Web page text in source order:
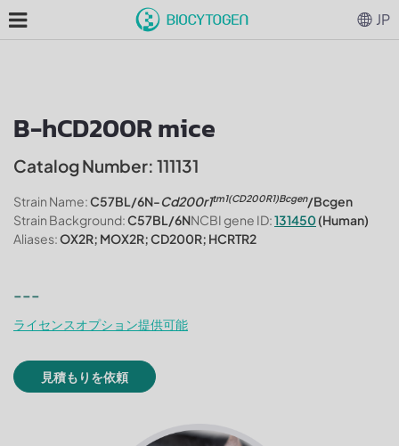
B-hCD200R mice
Catalog Number: 111131
Strain Name:C57BL/6N-Cd200r1tm1(CD200R1)Bcgen/Bcgen
Strain Background:C57BL/6NNCBI gene ID:131450(Human)
Aliases:OX2R; MOX2R; CD200R; HCRTR2
---
ライセンスオプション提供可能
見積もりを依頼
JP